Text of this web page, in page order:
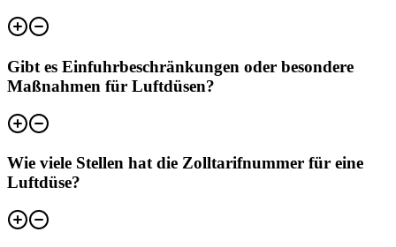
Gibt es Einfuhrbeschränkungen oder besondere
Maßnahmen für Luftdüsen?
Wie viele Stellen hat die Zolltarifnummer für eine
Luftdüse?